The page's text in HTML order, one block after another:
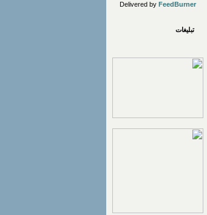
Delivered by FeedBurner
تبلیغات